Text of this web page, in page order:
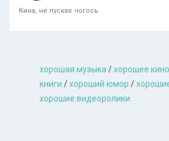
Кина, не пускає чогось
хорошая музыкa /хорошее кино
книги /хороший юмор /
хорошие видеоролики